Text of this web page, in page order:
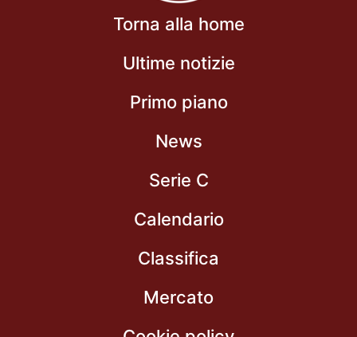
Torna alla home
Ultime notizie
Primo piano
News
Serie C
Calendario
Classifica
Mercato